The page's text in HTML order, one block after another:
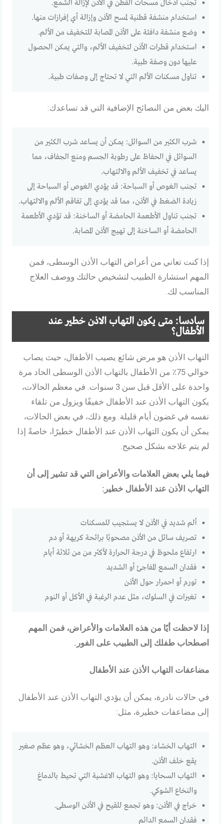
تجنب ادخال مسحات القطن في الاذن لإزالة الشمع.
استخدام منشفة قطنية لمسح الأذن وإزالة أي إفرازات منها.
وضع منشفة دافئة على الأذن المصابة للتخفيف من الألم.
استخدام قطرات الأذن لتخفيف الألم، والتي يمكن الحصول
عليها دون وصفة طبية.
تناول مسكنات الألم التي لا تحتاج إلى وصفات طبية.
اليك بعض من النصائح الإضافية التي قد تساعدك:
شرب الكثير من السوائل: يمكن أن يساعد شرب الكثير من
السوائل في الحفاظ على رطوبة الجسم ومنع الجفاف، مما
يساعد في تخفيف الألم والالتهاب.
تجنب الغوص أو السباحة: قد يؤدي الغوص أو السباحة إلى
زيادة الضغط في الأذن، مما قد يؤدي إلى تفاقم الألم والالتهاب.
تجنب تناول الأطعمة الحامضة أو الساخنة: قد تؤدي الأطعمة
الحامضة أو الساخنة إلى تهيج الأذن المصابة.
إذا كنت تعاني من أعراض التهاب الأذن الوسطى، فمن
المهم استشارة الطبيب لتشخيص حالتك ووصف العلاج
المناسب لك.
سادسا: متى يكون التهاب الاذن خطير عند
الأطفال؟
التهاب الأذن هو مرض شائع يصيب الأطفال، حيث يصاب
حوالي 75٪ من الأطفال بالتهاب الأذن الوسطى الحاد مرة
واحدة على الأقل قبل سن 3 سنوات. في معظم الحالات،
يكون التهاب الأذن عند الأطفال خفيفًا ويزول من تلقاء
نفسه في غضون أيام قليلة. ومع ذلك، في بعض الحالات،
يمكن أن يكون التهاب الأذن عند الأطفال خطيرًا، خاصةً إذا
لم يتم علاجه بشكل صحيح.
فيما يلي بعض العلامات والأعراض التي قد تشير إلى أن
التهاب الأذن عند الأطفال خطير:
ألم شديد في الأذن لا يستجيب للمسكنات
تصريف سائل من الأذن مصحوبًا برائحة كريهة أو دم
ارتفاع ملحوظ في درجة الحرارة لأكثر من من ثلاثة أيام
فقدان السمع المفاجئ أو الشديد
تورم أو احمرار حول الأذن
تغيرات في السلوك، مثل عدم الرغبة في الأكل أو النوم
إذا لاحظت أيًا من هذه العلامات والأعراض، فمن المهم
اصطحاب طفلك إلى الطبيب على الفور.
مضاعفات التهاب الأذن عند الأطفال
في حالات نادرة، يمكن أن يؤدي التهاب الأذن عند الأطفال
إلى مضاعفات خطيرة، مثل:
التهاب الخشاء: وهو التهاب العظم الخشائي، وهو عظم صغير
يقع خلف الأذن.
التهاب السحايا: وهو التهاب الاغشية التي تحيط بالدماغ
والنخاع الشوكي.
خراج في الأذن: وهو تجمع للقيح في الأذن الوسطى.
فقدان السمع الدائم